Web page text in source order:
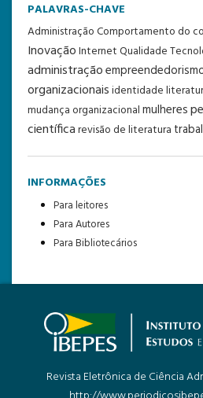
PALAVRAS-CHAVE
AdministraçãoComportamento do
InovaçãoInternetQualidade
administração
organizacionaisidentidade
mudança organizacionalmulheres
científicarevisão de literatura
INFORMAÇÕES
Para leitores
Para Autores
Para Bibliotecários
Revista Eletrônica de Ciência